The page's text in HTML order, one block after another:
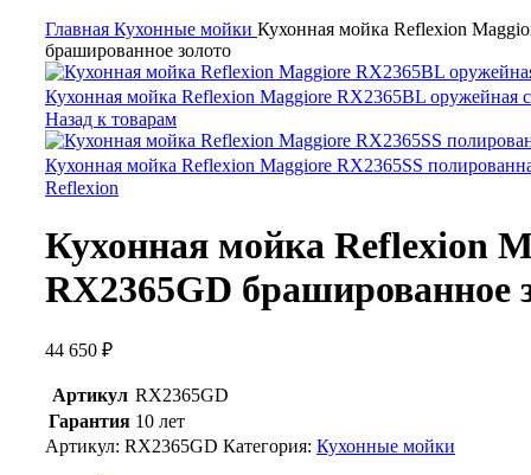
Главная Кухонные мойки Кухонная мойка Reflexion
брашированное золото
Кухонная мойка Reflexion Maggiore RX2365BL оружейная
Назад к товарам
Кухонная мойка Reflexion Maggiore RX2365SS
Reflexion
Кухонная мойка Reflexion
RX2365GD брашированное
44 650 ₽
Артикул RX2365GD
Гарантия 10 лет
Артикул: RX2365GD Категория: Кухонные мойки